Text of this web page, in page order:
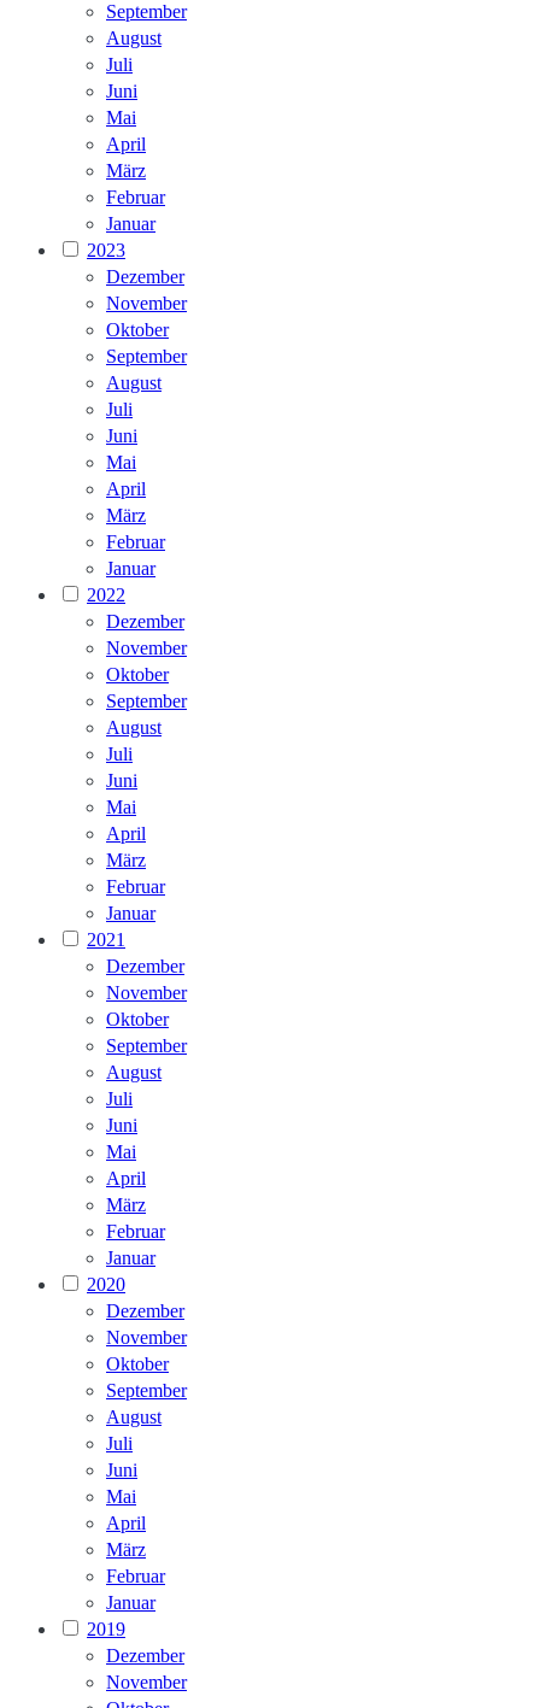
September
August
Juli
Juni
Mai
April
März
Februar
Januar
2023
Dezember
November
Oktober
September
August
Juli
Juni
Mai
April
März
Februar
Januar
2022
Dezember
November
Oktober
September
August
Juli
Juni
Mai
April
März
Februar
Januar
2021
Dezember
November
Oktober
September
August
Juli
Juni
Mai
April
März
Februar
Januar
2020
Dezember
November
Oktober
September
August
Juli
Juni
Mai
April
März
Februar
Januar
2019
Dezember
November